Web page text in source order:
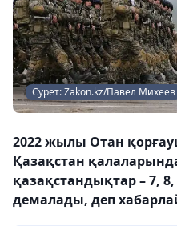
Сурет: Zakon.kz/Павел Михеев
2022 жылы Отан
Қазақстан
қазақстандықтар – 7,
демалады, деп